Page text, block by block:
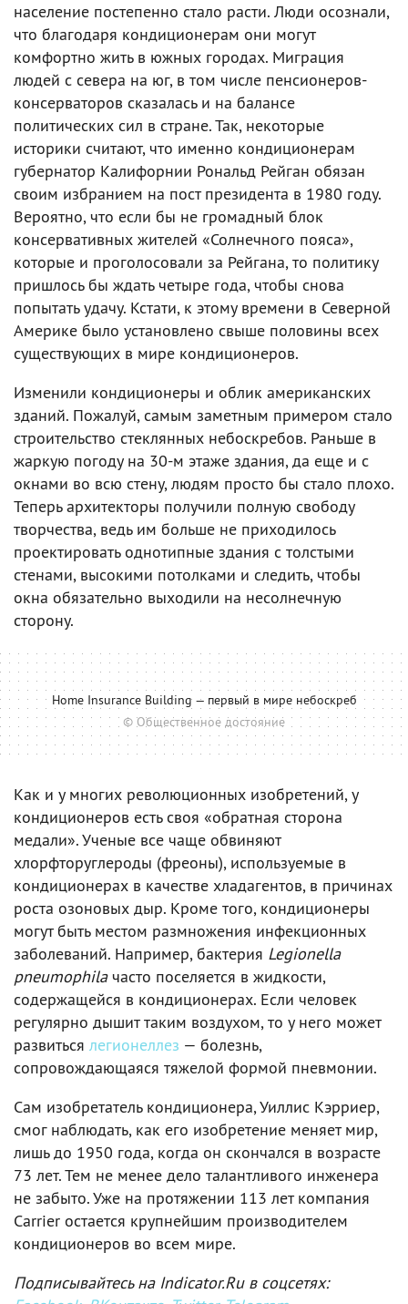
население постепенно стало расти. Люди осознали,
что благодаря кондиционерам они могут
комфортно жить в южных городах. Миграция
людей с севера на юг, в том числе пенсионеров-
консерваторов сказалась и на балансе
политических сил в стране. Так, некоторые
историки считают, что именно кондиционерам
губернатор Калифорнии Рональд Рейган обязан
своим избранием на пост президента в 1980 году.
Вероятно, что если бы не громадный блок
консервативных жителей «Солнечного пояса»,
которые и проголосовали за Рейгана, то политику
пришлось бы ждать четыре года, чтобы снова
попытать удачу. Кстати, к этому времени в Северной
Америке было установлено свыше половины всех
существующих в мире кондиционеров.
Изменили кондиционеры и облик американских
зданий. Пожалуй, самым заметным примером стало
строительство стеклянных небоскребов. Раньше в
жаркую погоду на 30-м этаже здания, да еще и с
окнами во всю стену, людям просто бы стало плохо.
Теперь архитекторы получили полную свободу
творчества, ведь им больше не приходилось
проектировать однотипные здания с толстыми
стенами, высокими потолками и следить, чтобы
окна обязательно выходили на несолнечную
сторону.
Home Insurance Building — первый в мире небоскреб
© Общественное достояние
Как и у многих революционных изобретений, у
кондиционеров есть своя «обратная сторона
медали». Ученые все чаще обвиняют
хлорфторуглероды (фреоны), используемые в
кондиционерах в качестве хладагентов, в причинах
роста озоновых дыр. Кроме того, кондиционеры
могут быть местом размножения инфекционных
заболеваний. Например, бактерия Legionella
pneumophilaчасто поселяется в жидкости,
содержащейся в кондиционерах. Если человек
регулярно дышит таким воздухом, то у него может
развиться легионеллез — болезнь,
сопровождающаяся тяжелой формой пневмонии.
Сам изобретатель кондиционера, Уиллис Кэрриер,
смог наблюдать, как его изобретение меняет мир,
лишь до 1950 года, когда он скончался в возрасте
73 лет. Тем не менее дело талантливого инженера
не забыто. Уже на протяжении 113 лет компания
Carrier остается крупнейшим производителем
кондиционеров во всем мире.
Подписывайтесь на Indicator.Ru в соцсетях: